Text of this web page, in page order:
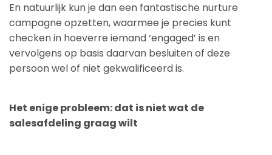
En natuurlijk kun je dan een fantastische nurture
campagne opzetten, waarmee je precies kunt
checken in hoeverre iemand ‘engaged’ is en
vervolgens op basis daarvan besluiten of deze
persoon wel of niet gekwalificeerd is.
Het enige probleem: dat is niet wat de
salesafdeling graag wilt